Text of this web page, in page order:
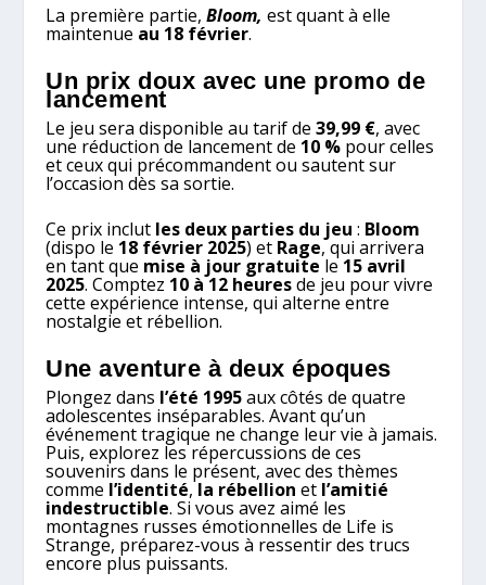
La première partie,Bloom, est quant à elle
maintenue au 18 février.
Un prix doux avec une promo de
lancement
Le jeu sera disponible au tarif de39,99 €, avec
une réduction de lancement de 10 % pour celles
et ceux qui précommandent ou sautent sur
l’occasion dès sa sortie.
Ce prix inclut les deux parties du jeu : Bloom
(dispo le 18 février 2025) et Rage, qui arrivera
en tant que mise à jour gratuite le 15 avril
2025. Comptez 10 à 12 heuresde jeu pour vivre
cette expérience intense, qui alterne entre
nostalgie et rébellion.
Une aventure à deux époques
Plongez dans l’été 1995aux côtés de quatre
adolescentes inséparables. Avant qu’un
événement tragique ne change leur vie à jamais.
Puis, explorez les répercussions de ces
souvenirs dans le présent, avec des thèmes
comme l’identité,la rébellion et l’amitié
indestructible. Si vous avez aimé les
montagnes russes émotionnelles de Life is
Strange, préparez-vous à ressentir des trucs
encore plus puissants.